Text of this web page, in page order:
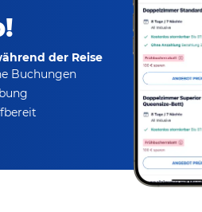
der Reise
Buchungen